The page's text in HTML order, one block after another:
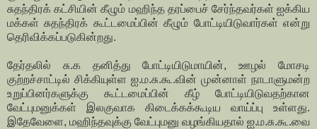
சுதந்திரக் கட்சியின் கீழும் மஹிந்த தரப்பைச் சேர்ந்தவர்கள் ஐக்கிய
மக்கள் சுதந்திரக் கூட்டமைப்பின் கீழும் போட்டியிடுவார்கள் என்று
தெரிவிக்கப்படுகின்றது.
தேர்தலில் சு.க தனித்து போட்டியிடுமாயின், ஊழல் மோசடி
குற்றச்சாட்டில் சிக்கியுள்ள ஐ.ம.சு.கூ.வின் முன்னாள் நாடாளுமன்ற
உறுப்பினர்களுக்கு கூட்டமைப்பின் கீழ் போட்டியிடுவதற்கான
வேட்புமனுக்கள் இலகுவாக கிடைக்கக்கூடிய வாய்ப்பு உள்ளது.
இதேவேளை, மஹிந்தவுக்கு வேட்புமனு வழங்கியதால் ஐ.ம.சு.கூ.வை